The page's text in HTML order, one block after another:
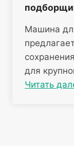
Машина
для
Читать